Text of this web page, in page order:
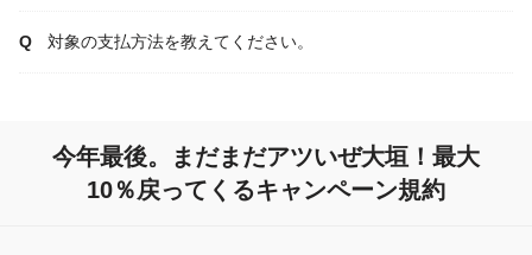
対象の支払方法を教えてください。
今年最後。まだまだアツいぜ大垣！最大
10％戻ってくるキャンペーン規約